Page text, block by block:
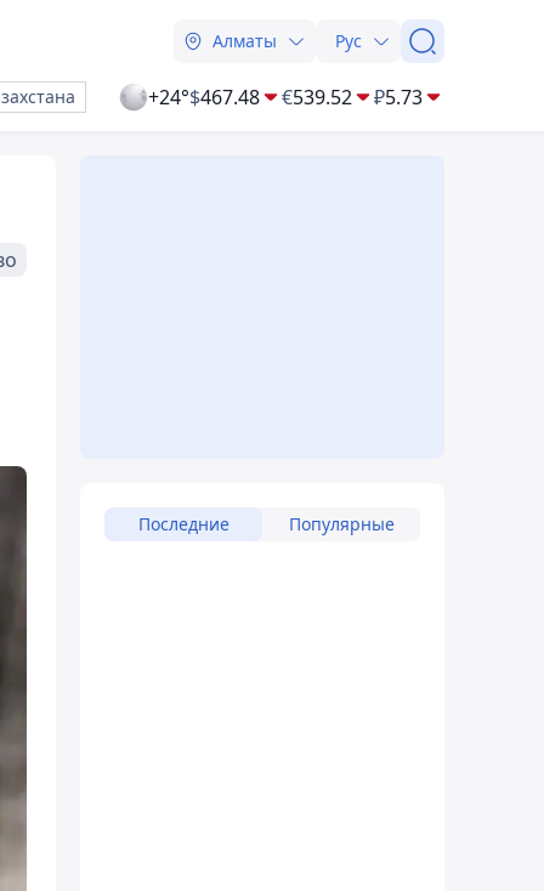
Алматы Рус
+24°$467.48 €539.52 ₽5.73
Последние Популярные